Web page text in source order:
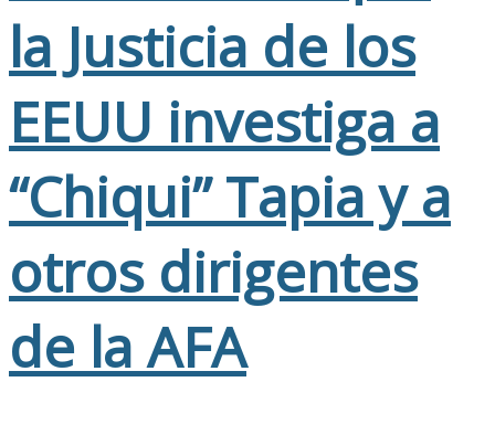
la Justicia de los
EEUU investiga a
“Chiqui” Tapia y a
otros dirigentes
de la AFA